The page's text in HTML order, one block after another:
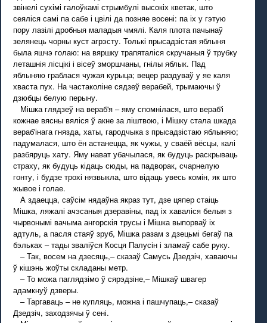
звінелі сухімі галоўкамі стрымбулі высокіх кветак, што
сеяліся самі па сабе і цвілі да позняе восені: па іх у гэтую
пору лазілі дробныя маладыя чмялі. Каля плота пачынаў
зелянець чорны куст агрэсту. Толькі прысадзістая яблыня
была яшчэ голаю: на вяршку трапяталіся скручаныя ў трубку
леташнія лісцікі і вісеў зморшчаны, гнілы яблык. Пад
яблыняю граблася чужая курыца; вецер раздуваў у яе каля
хваста пух. На частаколіне сядзеў верабей, трымаючы ў
дзюбцы белую перыну.
Мішка глядзеў на вераб'я – яму спомнілася, што вераб'і
кожнае вясны вяліся ў акне за ліштвою, і Мішку стала шкада
вераб'інага гнязда, хаты, гародчыка з прысадзістаю яблыняю;
падумалася, што ён астанецца, як чужы, у сваёй вёсцы, калі
разбяруць хату. Яму нават убачылася, як будуць раскрываць
страху, як будуць кідаць сюды, на падворак, счарнелую
гонту, і будзе трохі нязвыкла, што відаць увесь комін, як што
жывое і голае.
А здаецца, саўсім нядаўна якраз тут, дзе цяпер стаіць
Мішка, ляжалі ачэсаныя дзеравіны, пад іх хаваліся белыя з
чырвонымі вачыма ангорскія трусы і Мішка выпорваў іх
адтуль, а пасля стаяў зруб, Мішка разам з дзецьмі бегаў па
бэльках – тады зваліўся Косця Палусін і зламаў сабе руку.
– Так, восем на дзесяць,– сказаў Самусь Дзедзіч, хаваючы
ў кішэнь жоўты складаны метр.
– То можа паглядзімо ў сярэдзіне,– Мішкаў швагер
адамкнуў дзверы.
– Таргаваць – не купляць, можна і пашчупаць,– сказаў
Дзедзіч, заходзячы ў сені.